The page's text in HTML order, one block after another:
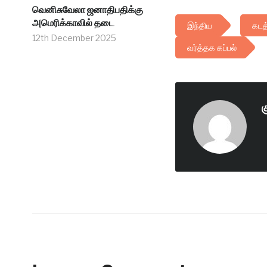
வெனிசுவேலா ஜனாதிபதிக்கு
அமெரிக்காவில் தடை
12th December 2025
இந்திய
வர்த்தக கப்பல்